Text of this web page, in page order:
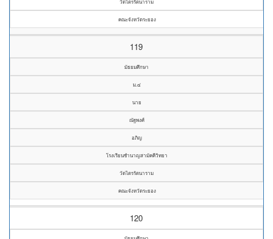
วัดไตรรัตนาราม
คณะจังหวัดระยอง
119
มัธยมศึกษา
ม.๔
นาย
ณัฐพงศ์
อภิญ
โรงเรียนชำนาญสามัคคีวิทยา
วัดไตรรัตนาราม
คณะจังหวัดระยอง
120